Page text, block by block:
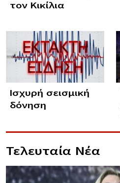
τον Κικίλια
Ισχυρή σεισμική
δόνηση
Τελευταία Νέα